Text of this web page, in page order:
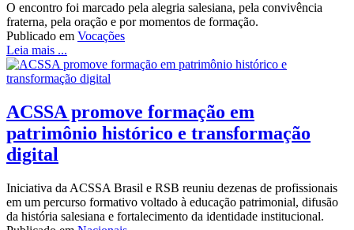
O encontro foi marcado pela alegria salesiana, pela convivência
fraterna, pela oração e por momentos de formação.
Publicado em Vocações
Leia mais ...
ACSSA promove formação em
patrimônio histórico e transformação
digital
Iniciativa da ACSSA Brasil e RSB reuniu dezenas de profissionais
em um percurso formativo voltado à educação patrimonial, difusão
da história salesiana e fortalecimento da identidade institucional.